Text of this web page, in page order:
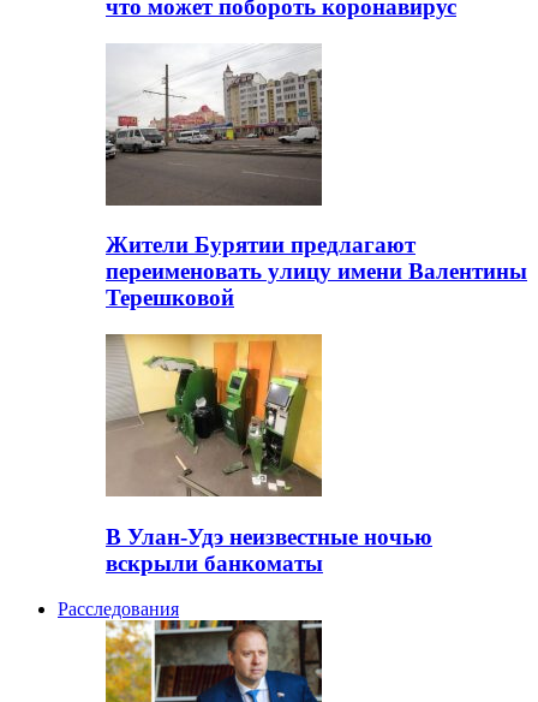
что может побороть коронавирус
Жители Бурятии предлагают
переименовать улицу имени Валентины
Терешковой
В Улан-Удэ неизвестные ночью
вскрыли банкоматы
Расследования